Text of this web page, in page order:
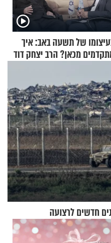
של תשעה באב: איך
מכאן? הרב יצחק דוד
חדשים לרצועה